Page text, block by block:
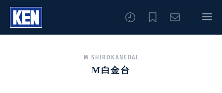
M SHIROKANEDAI
M白金台